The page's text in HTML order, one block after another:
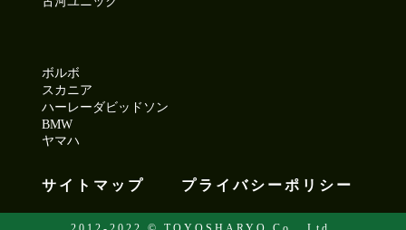
ボルボ
スカニア
ハーレーダビッドソン
BMW
ヤマハ
サイトマップ プライバシーポリシー